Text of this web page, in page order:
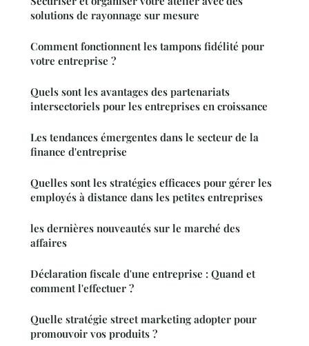
solutions de rayonnage sur mesure
Comment fonctionnent les tampons fidélité pour
votre entreprise ?
Quels sont les avantages des partenariats
intersectoriels pour les entreprises en croissance
Les tendances émergentes dans le secteur de la
finance d'entreprise
Quelles sont les stratégies efficaces pour gérer les
employés à distance dans les petites entreprises
les dernières nouveautés sur le marché des
affaires
Déclaration fiscale d'une entreprise : Quand et
comment l'effectuer ?
Quelle stratégie street marketing adopter pour
promouvoir vos produits ?